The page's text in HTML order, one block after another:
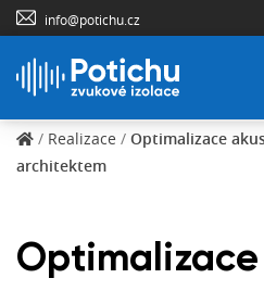
info@potichu.cz
/ Realizace / Optimalizace
architektem